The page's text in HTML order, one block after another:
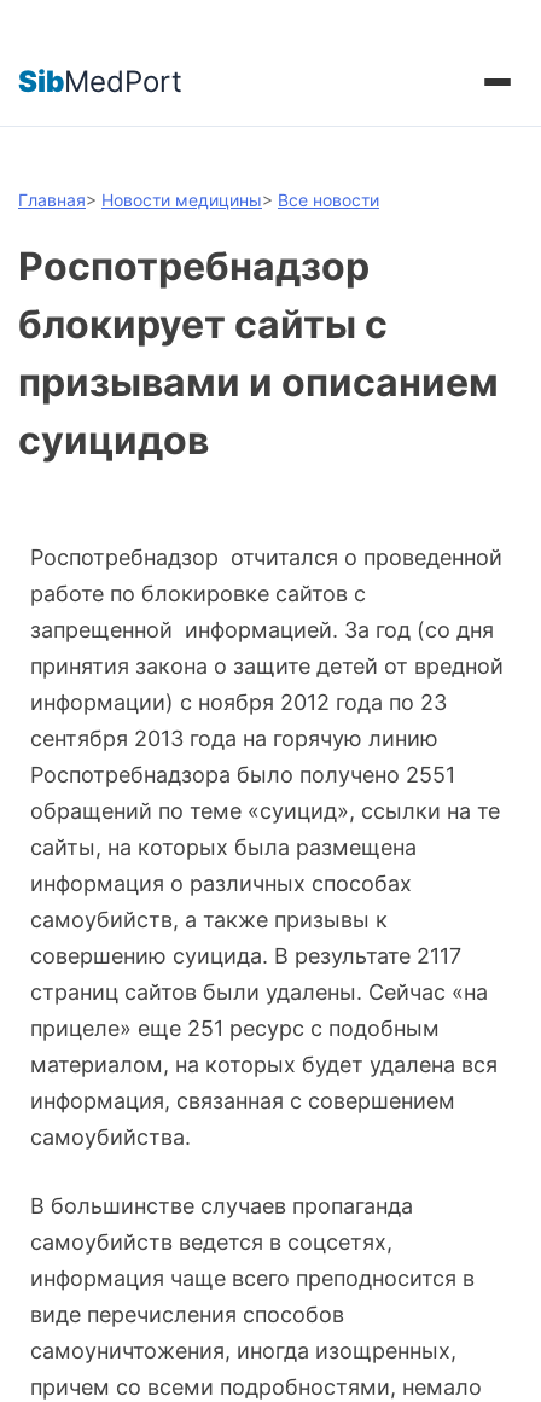
SibMedPort
Главная> Новости медицины> Все новости
Роспотребнадзор
блокирует сайты с
призывами и описанием
суицидов
Роспотребнадзор отчитался о проведенной
работе по блокировке сайтов с
запрещенной информацией. За год (со дня
принятия закона о защите детей от вредной
информации) с ноября 2012 года по 23
сентября 2013 года на горячую линию
Роспотребнадзора было получено 2551
обращений по теме «суицид», ссылки на те
сайты, на которых была размещена
информация о различных способах
самоубийств, а также призывы к
совершению суицида. В результате 2117
страниц сайтов были удалены. Сейчас «на
прицеле» еще 251 ресурс с подобным
материалом, на которых будет удалена вся
информация, связанная с совершением
самоубийства.
В большинстве случаев пропаганда
самоубийств ведется в соцсетях,
информация чаще всего преподносится в
виде перечисления способов
самоуничтожения, иногда изощренных,
причем со всеми подробностями, немало